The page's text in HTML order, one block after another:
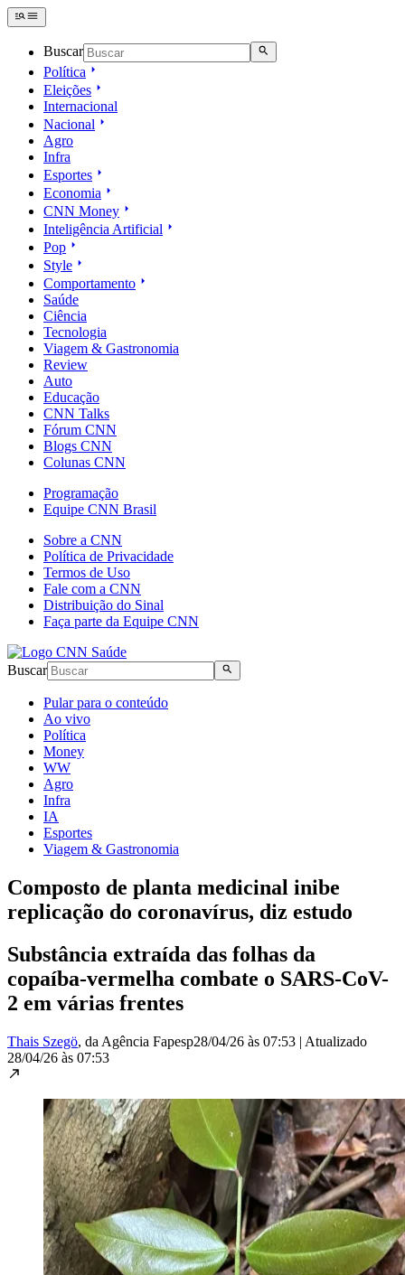
Buscar
Política
Eleições
Internacional
Nacional
Agro
Infra
Esportes
Economia
CNN Money
Inteligência Artificial
Pop
Style
Comportamento
Saúde
Ciência
Tecnologia
Viagem & Gastronomia
Review
Auto
Educação
CNN Talks
Fórum CNN
Blogs CNN
Colunas CNN
Programação
Equipe CNN Brasil
Sobre a CNN
Política de Privacidade
Termos de Uso
Fale com a CNN
Distribuição do Sinal
Faça parte da Equipe CNN
Buscar
Pular para o conteúdo
Ao vivo
Política
Money
WW
Agro
Infra
IA
Esportes
Viagem & Gastronomia
Composto de planta medicinal inibe
replicação do coronavírus, diz estudo
Substância extraída das folhas da
copaíba-vermelha combate o SARS-CoV-
2 em várias frentes
Thais Szegö, da Agência Fapesp28/04/26 às 07:53 | Atualizado
28/04/26 às 07:53